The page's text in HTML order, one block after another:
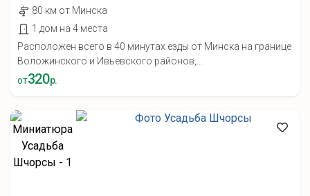
80 км от Минска
1 дом на 4 места
Расположен всего в 40 минутах езды от Минска на границе
Воложинского и Ивьевского районов,...
от320р.